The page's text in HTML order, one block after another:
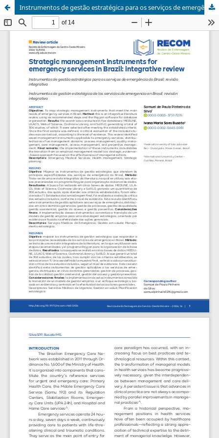
Instrumentos de gestão estratégica para os serviços de emergência do Brasil: revisão integrativa